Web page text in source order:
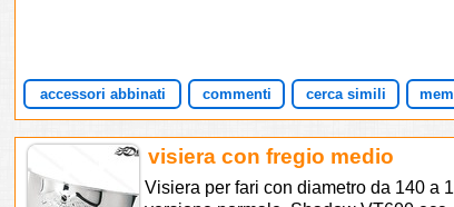
accessori abbinati commenti cerca simili
visiera con fregio medio
Visiera per fari con diametro da 140 a